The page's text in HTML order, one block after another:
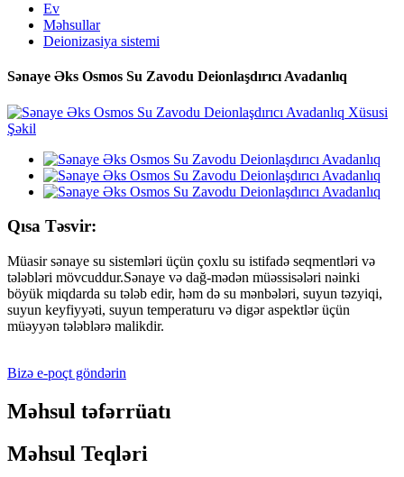
Ev
Məhsullar
Deionizasiya sistemi
Sənaye Əks Osmos Su Zavodu Deionlaşdırıcı Avadanlıq
Qısa Təsvir:
Müasir sənaye su sistemləri üçün çoxlu su istifadə seqmentləri və
tələbləri mövcuddur.Sənaye və dağ-mədən müəssisələri nəinki
böyük miqdarda su tələb edir, həm də su mənbələri, suyun təzyiqi,
suyun keyfiyyəti, suyun temperaturu və digər aspektlər üçün
müəyyən tələblərə malikdir.
Bizə e-poçt göndərin
Məhsul təfərrüatı
Məhsul Teqləri